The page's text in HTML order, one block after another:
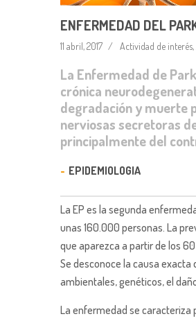
ENFERMEDAD DEL
11 abril, 2017 Actividad de interés,
La Enfermedad de
crónica
degradación y muerte
nerviosas secretoras
principalmente del
EPIDEMIOLOGIA
La EP es la segunda
unas 160.000 personas. La
que aparezca a partir de los 60
Se desconoce la causa
ambientales, genéticos, el
La enfermedad se caracteriza